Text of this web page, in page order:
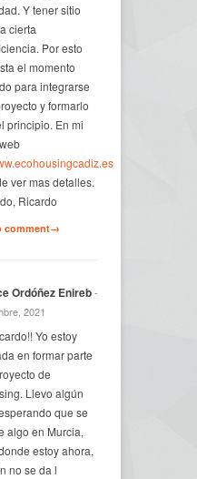
Y tener sitio
cierta
Por esto
el momento
para integrarse
y formarlo
principio. En mi
ver mas detalles.
Ricardo
comment→
Ordóñez Enireb-
2021
Yo estoy
en formar parte
de
Llevo algún
que se
algo en Murcia,
estoy ahora,
no se da l